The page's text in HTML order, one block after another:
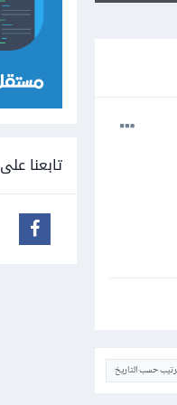
حسب التاريخ
تابعنا على